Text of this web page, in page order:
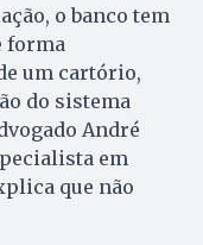
o banco tem
forma
um cartório,
do sistema
André
em
que não